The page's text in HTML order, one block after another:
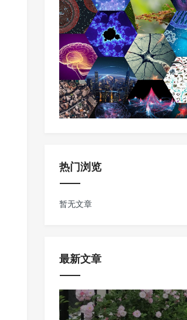
热门浏览
暂无文章
最新文章